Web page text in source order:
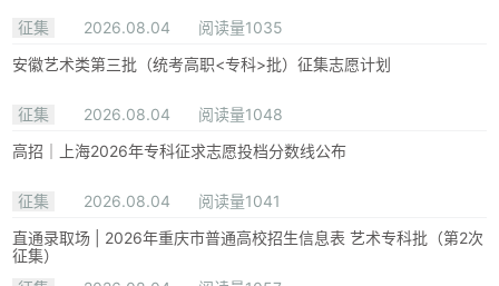
征集 2026.08.04
阅读量1035
安徽艺术类第三批（统考高职<专科>批）征集志愿计划
征集 2026.08.04
阅读量1048
高招｜上海2026年专科征求志愿投档分数线公布
征集 2026.08.04
阅读量1041
直通录取场 | 2026年重庆市普通高校招生信息表 艺术专科批（第2次
征集）